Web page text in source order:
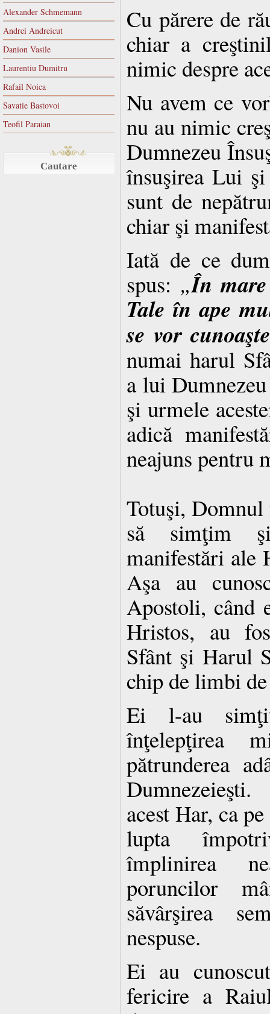
Alexander Schmemann
Andrei Andreicut
Danion Vasile
Laurentiu Dumitru
Rafail Noica
Savatie Bastovoi
Teofil Paraian
Cautare
Cu părere de
chiar a
nimic despre
Nu avem ce
nu au nimic
Dumnezeu
însuşirea Lui
sunt de
chiar şi
Iată de ce
spus: „În
Tale în ape
se vor cunoaşte
numai harul
a lui
şi urmele
adică
neajuns pentru
Totuşi, Domnul
să simţim
manifestări ale
Aşa au
Apostoli, când
Hristos, au
Sfânt şi Harul
chip de limbi
Ei l-au
înţelepţirea
pătrunderea
acest Har, ca
lupta
împlinirea
poruncilor
săvârşirea
nespuse.
Ei au
fericire a